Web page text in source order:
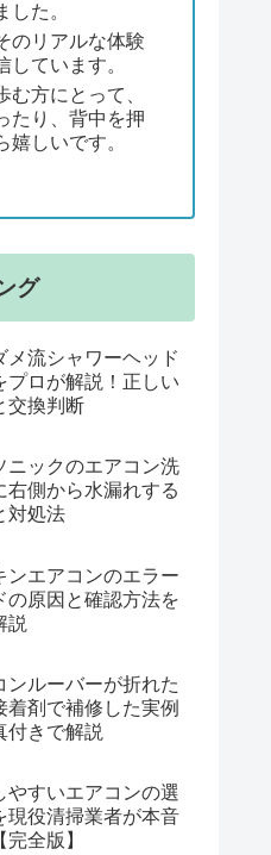
した。
のリアルな体験
しています。
む方にとって、
たり、背中を押
嬉しいです。
グ
メ流シャワーヘッド
プロが解説！正しい
交換判断
ニックのエアコン洗
右側から水漏れする
対処法
ンエアコンのエラー
の原因と確認方法を
説
ンルーバーが折れた
着剤で補修した実例
付きで解説
やすいエアコンの選
現役清掃業者が本音
全版】